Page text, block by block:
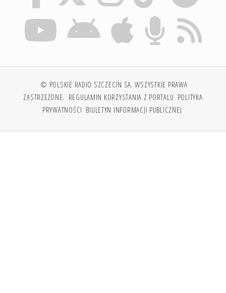
© POLSKIE RADIO SZCZECIN SA. WSZYSTKIE PRAWA
ZASTRZEŻONE. REGULAMIN KORZYSTANIA Z PORTALU POLITYKA
PRYWATNOŚCI BIULETYN INFORMACJI PUBLICZNEJ